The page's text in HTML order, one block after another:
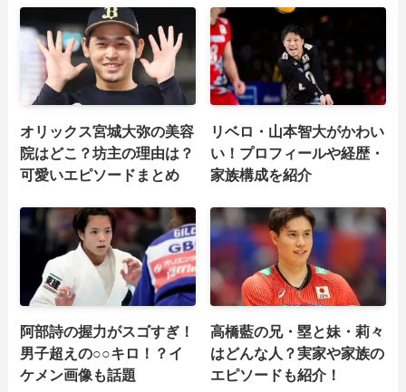
オリックス宮城大弥の美容
院はどこ？坊主の理由は？
可愛いエピソードまとめ
リベロ・山本智大がかわい
い！プロフィールや経歴・
家族構成を紹介
阿部詩の握力がスゴすぎ！
男子超えの○○キロ！？イ
ケメン画像も話題
高橋藍の兄・塁と妹・莉々
はどんな人？実家や家族の
エピソードも紹介！